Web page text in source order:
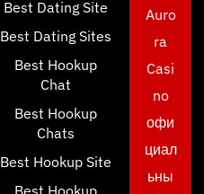
Best Dating Site
Best Dating Sites
Best Hookup
Chat
Best Hookup
Chats
Best Hookup Site
Best Hookup
Auro
ra
Casi
no
офи
циал
ьны